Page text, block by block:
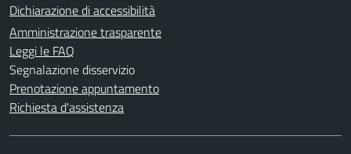
Dichiarazione di accessibilità
Amministrazione trasparente
Leggi le FAQ
Segnalazione disservizio
Prenotazione appuntamento
Richiesta d'assistenza